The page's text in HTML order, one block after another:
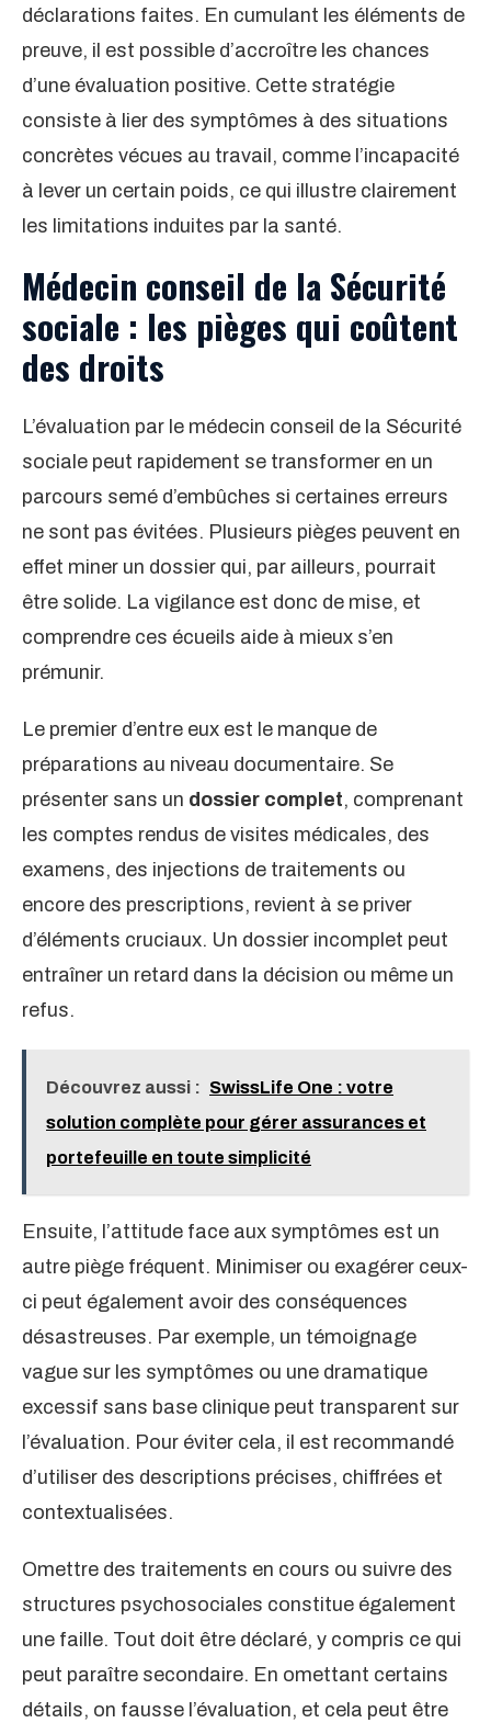
déclarations faites. En cumulant les éléments de
preuve, il est possible d’accroître les chances
d’une évaluation positive. Cette stratégie
consiste à lier des symptômes à des situations
concrètes vécues au travail, comme l’incapacité
à lever un certain poids, ce qui illustre clairement
les limitations induites par la santé.
Médecin conseil de la Sécurité
sociale : les pièges qui coûtent
des droits
L’évaluation par le médecin conseil de la Sécurité
sociale peut rapidement se transformer en un
parcours semé d’embûches si certaines erreurs
ne sont pas évitées. Plusieurs pièges peuvent en
effet miner un dossier qui, par ailleurs, pourrait
être solide. La vigilance est donc de mise, et
comprendre ces écueils aide à mieux s’en
prémunir.
Le premier d’entre eux est le manque de
préparations au niveau documentaire. Se
présenter sans un dossier complet, comprenant
les comptes rendus de visites médicales, des
examens, des injections de traitements ou
encore des prescriptions, revient à se priver
d’éléments cruciaux. Un dossier incomplet peut
entraîner un retard dans la décision ou même un
refus.
Découvrez aussi : SwissLife One : votre
solution complète pour gérer assurances et
portefeuille en toute simplicité
Ensuite, l’attitude face aux symptômes est un
autre piège fréquent. Minimiser ou exagérer ceux-
ci peut également avoir des conséquences
désastreuses. Par exemple, un témoignage
vague sur les symptômes ou une dramatique
excessif sans base clinique peut transparent sur
l’évaluation. Pour éviter cela, il est recommandé
d’utiliser des descriptions précises, chiffrées et
contextualisées.
Omettre des traitements en cours ou suivre des
structures psychosociales constitue également
une faille. Tout doit être déclaré, y compris ce qui
peut paraître secondaire. En omettant certains
détails, on fausse l’évaluation, et cela peut être